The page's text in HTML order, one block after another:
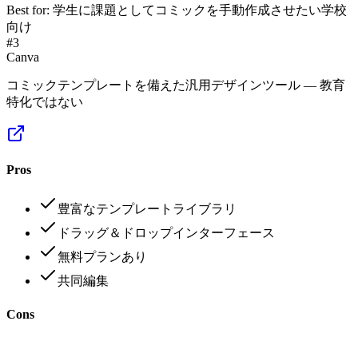
Best for: 学生に課題としてコミックを手動作成させたい学校
向け
#3
Canva
コミックテンプレートを備えた汎用デザインツール — 教育
特化ではない
Pros
豊富なテンプレートライブラリ
ドラッグ＆ドロップインターフェース
無料プランあり
共同編集
Cons